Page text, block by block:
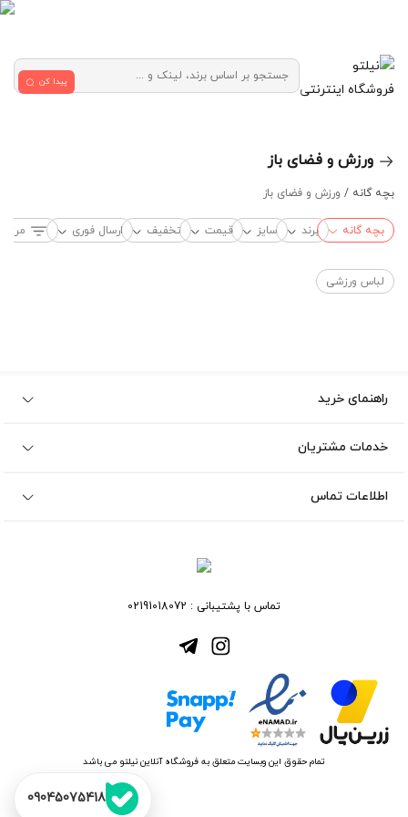
09045075418
فروشگاه اینترنتی پیدا کن
ورزش و فضای باز
بچه گانه / ورزش و فضای باز
بچه گانه برند سایز قیمت تخفیف ارسال فوری
لباس ورزشی
راهنمای خرید
خدمات مشتریان
اطلاعات تماس
تماس با پشتیبانی : 02191018072
تمام حقوق این وبسایت متعلق به فروشگاه آنلاین نیلتو می باشد